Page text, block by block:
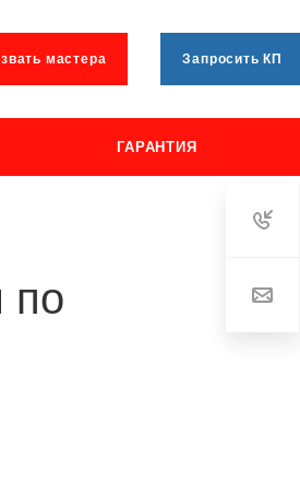
мастера Запросить КП
ГАРАНТИЯ
по